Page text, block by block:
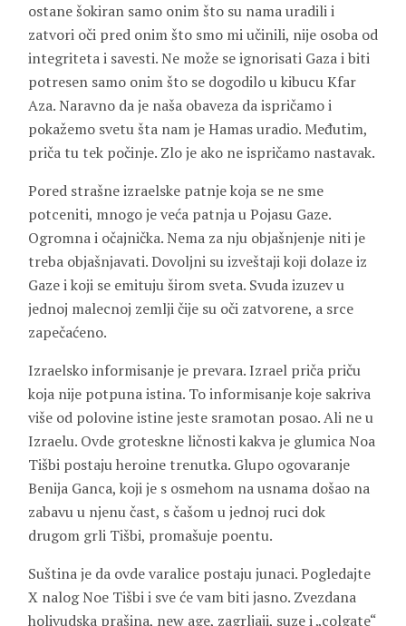
ostane šokiran samo onim što su nama uradili i
zatvori oči pred onim što smo mi učinili, nije osoba od
integriteta i savesti. Ne može se ignorisati Gaza i biti
potresen samo onim što se dogodilo u kibucu Kfar
Aza. Naravno da je naša obaveza da ispričamo i
pokažemo svetu šta nam je Hamas uradio. Međutim,
priča tu tek počinje. Zlo je ako ne ispričamo nastavak.
Pored strašne izraelske patnje koja se ne sme
potceniti, mnogo je veća patnja u Pojasu Gaze.
Ogromna i očajnička. Nema za nju objašnjenje niti je
treba objašnjavati. Dovoljni su izveštaji koji dolaze iz
Gaze i koji se emituju širom sveta. Svuda izuzev u
jednoj malecnoj zemlji čije su oči zatvorene, a srce
zapečaćeno.
Izraelsko informisanje je prevara. Izrael priča priču
koja nije potpuna istina. To informisanje koje sakriva
više od polovine istine jeste sramotan posao. Ali ne u
Izraelu. Ovde groteskne ličnosti kakva je glumica Noa
Tišbi postaju heroine trenutka. Glupo ogovaranje
Benija Ganca, koji je s osmehom na usnama došao na
zabavu u njenu čast, s čašom u jednoj ruci dok
drugom grli Tišbi, promašuje poentu.
Suština je da ovde varalice postaju junaci. Pogledajte
X nalog Noe Tišbi i sve će vam biti jasno. Zvezdana
holivudska prašina, new age, zagrljaji, suze i „colgate“